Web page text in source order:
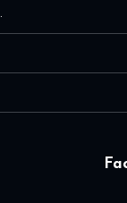
Plaza
Rondul OMV si